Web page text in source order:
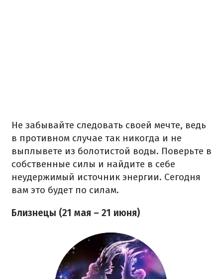
Не забывайте следовать своей мечте, ведь
в противном случае так никогда и не
выплывете из болотистой воды. Поверьте в
собственные силы и найдите в себе
неудержимый источник энергии. Сегодня
вам это будет по силам.
Близнецы (21 мая – 21 июня)